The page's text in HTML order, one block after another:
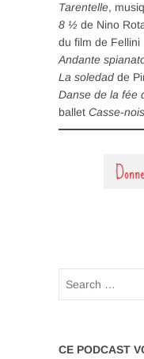
Tarentelle,
8 ½ de Nino
du film de Fellini
Andante
La soledad de
Danse de la fée
ballet Casse-
CE PODCAST